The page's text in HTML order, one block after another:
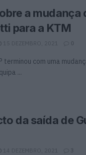
a mudança
para a KTM
0
com uma
...
da saída de
14 DEZEMBRO, 2021 3